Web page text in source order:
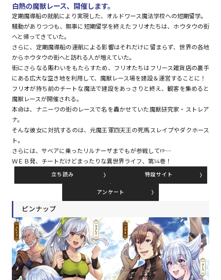
コミックパルフェ
コミックエッセイ
閉じる
白熱の魔獣レース、開催します。
定期魔導船の就航により実現した、オルドワース魔法学校への短期留学。
騒動がありつつも、無事に短期留学を終えたフリオたちは、ホウタウの街
へと帰ってきていた。
さらに、定期魔導船の運航による影響はそれだけに留まらず、世界の各地
からホウタウの街へと訪れる人が増えていた。
街にさらなる賑わいをもたらすため、フリオたちはフリース雑貨店の裏手
にある広大な空き地を利用して、魔獣レース場を建設＆運営することに！
フリオが持ち前のチートな魔法で建設をあっさりと終え、観客を集めると
魔獣レースが開催される。
本命は、ナニーワの街のレースで名を轟かせていた魔獣研究家・ストレア
ナ。
そんな彼女に対抗するのは、元魔王軍四天王の死馬スレイプやダクホース
ト。
さらには、サベアに乗ったリルナーザまでもが参戦して――!?
ＷＥＢ発、チートだけどまったりな異世界ライフ、第14巻！
立ち読み 特設サイト
アンケート
ピンナップ